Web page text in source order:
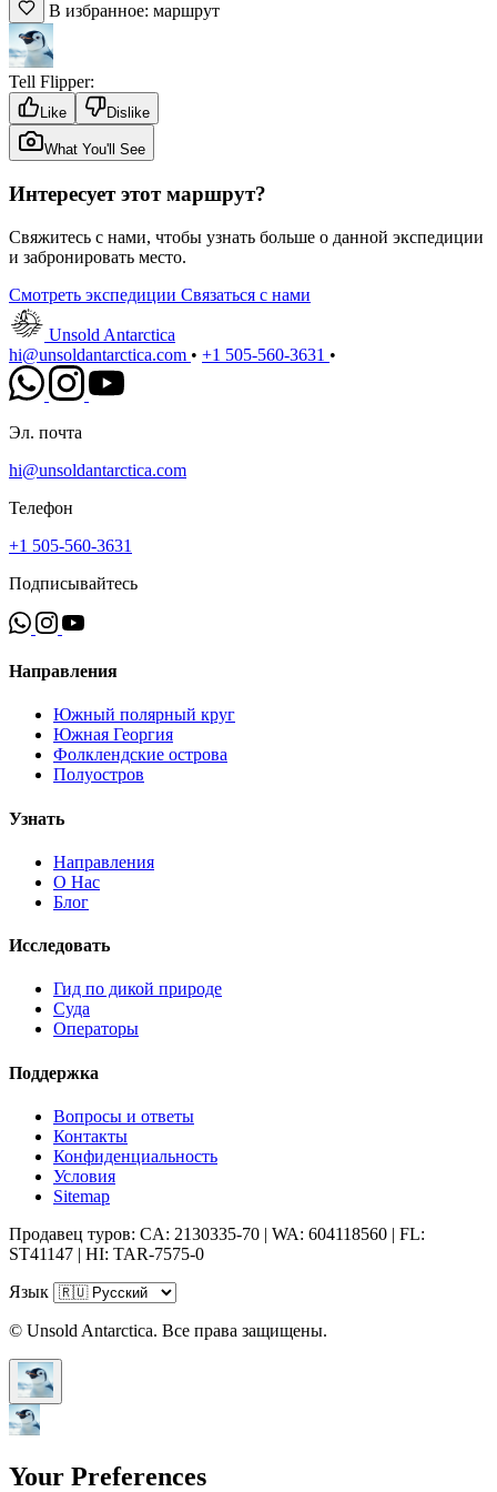
В избранное: маршрут
Tell Flipper:
Like Dislike
What You'll See
Интересует этот маршрут?
Свяжитесь с нами, чтобы узнать больше о данной экспедиции
и забронировать место.
Смотреть экспедиции Связаться с нами
Unsold Antarctica
hi@unsoldantarctica.com • +1 505-560-3631 •
Эл. почта
hi@unsoldantarctica.com
Телефон
+1 505-560-3631
Подписывайтесь
Направления
Южный полярный круг
Южная Георгия
Фолклендские острова
Полуостров
Узнать
Направления
О Нас
Блог
Исследовать
Гид по дикой природе
Суда
Операторы
Поддержка
Вопросы и ответы
Контакты
Конфиденциальность
Условия
Sitemap
Продавец туров: CA: 2130335-70 | WA: 604118560 | FL:
ST41147 | HI: TAR-7575-0
Язык
© Unsold Antarctica. Все права защищены.
Your Preferences